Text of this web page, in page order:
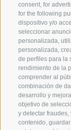
consent, for
for the following
dispositivo y/o
seleccionar
personalizada,
personalizada,
de perfiles para la
rendimiento de la
comprender al
combinación de
desarrollo y
objetivo de
y detectar
contenido,
Origen
Experiencia
Sostenibilidad
Productos y
Código etico